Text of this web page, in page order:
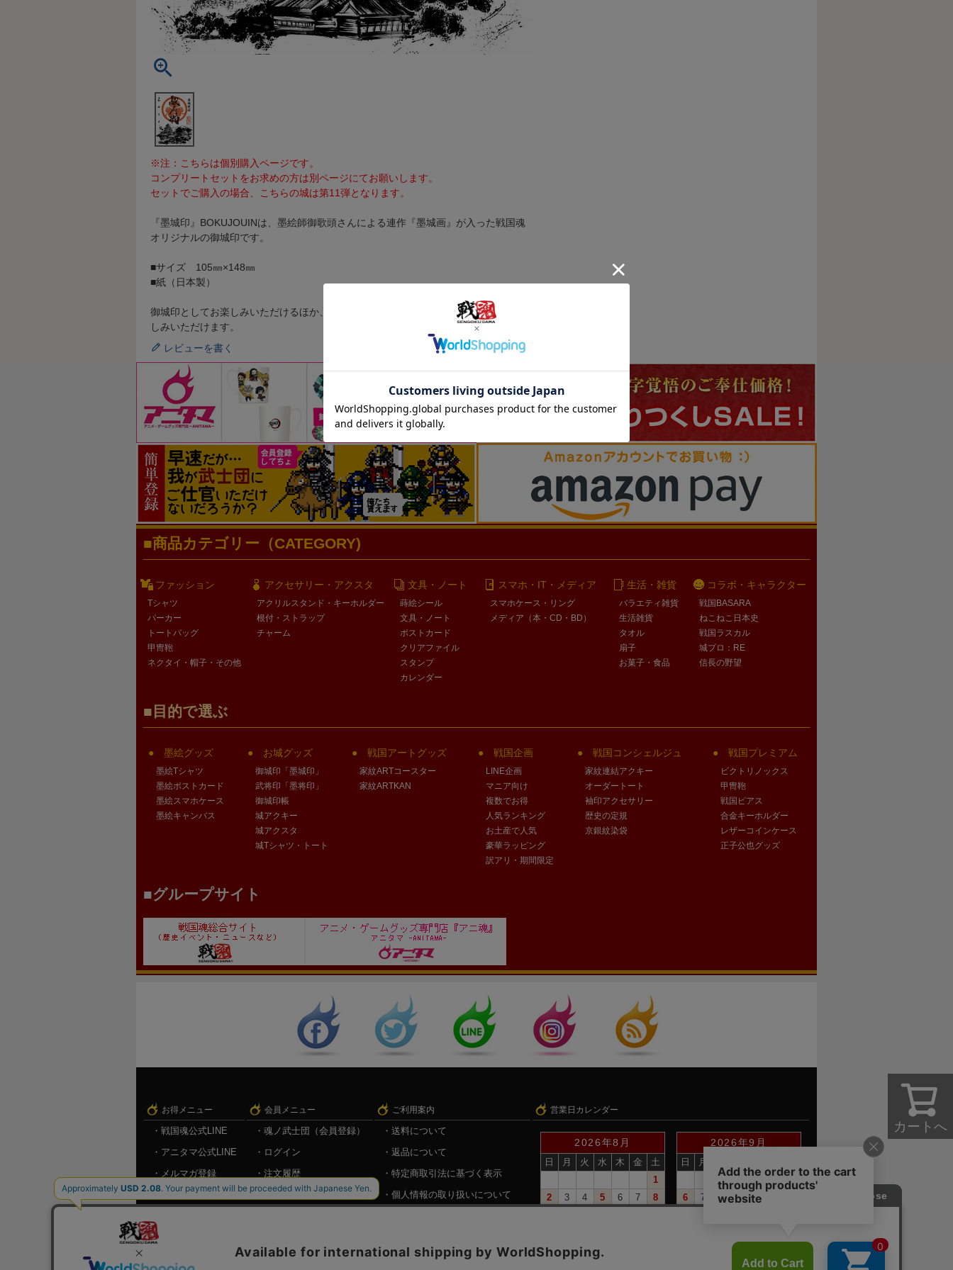
カートへ
※注：こちらは個別購入ページです。
コンプリートセットをお求めの方は別ページにてお願いします。
セットでご購入の場合、こちらの城は第11弾となります。
『墨城印』BOKUJOUINは、墨絵師御歌頭さんによる連作『墨城画』が入った戦国魂
オリジナルの御城印です。
■サイズ 105㎜×148㎜
■紙（日本製）
御城印としてお楽しみいただけるほか、ポストカードサイズのフレームに入れてお楽
しみいただけます。
レビューを書く
商品カテゴリー（CATEGORY)
ファッション
Tシャツ
パーカー
トートバッグ
甲冑鞄
ネクタイ・帽子・その他
アクセサリー・アクスタ
アクリルスタンド・キーホルダー
根付・ストラップ
チャーム
文具・ノート
蒔絵シール
文具・ノート
ポストカード
クリアファイル
スタンプ
カレンダー
スマホ・IT・メディア
スマホケース・リング
メディア（本・CD・BD）
生活・雑貨
バラエティ雑貨
生活雑貨
タオル
扇子
お菓子・食品
コラボ・キャラクター
戦国BASARA
ねこねこ日本史
戦国ラスカル
城プロ：RE
信長の野望
目的で選ぶ
墨絵グッズ
墨絵Tシャツ
墨絵ポストカード
墨絵スマホケース
墨絵キャンバス
お城グッズ
御城印「墨城印」
武将印「墨将印」
御城印帳
城アクキー
城アクスタ
城Tシャツ・トート
戦国アートグッズ
家紋ARTコースター
家紋ARTKAN
戦国企画
LINE企画
マニア向け
複数でお得
人気ランキング
お土産で人気
豪華ラッピング
訳アリ・期間限定
戦国コンシェルジュ
家紋連結アクキー
オーダートート
袖印アクセサリー
歴史の定規
京銀紋染袋
戦国プレミアム
ビクトリノックス
甲冑鞄
戦国ピアス
合金キーホルダー
レザーコインケース
正子公也グッズ
グループサイト
お得メニュー
戦国魂公式LINE
アニタマ公式LINE
メルマガ登録
キャンペーン情報
会員メニュー
魂ノ武士団（会員登録）
ログイン
注文履歴
お気に入り
ご利用案内
送料について
返品について
特定商取引法に基づく表示
個人情報の取り扱いについて
営業日カレンダー
2026年8月
日 月 火 水 木 金
土
1
2
3 4 5 6 7
8
23
24 25 26
2026年9月
日 月
1
2 3 4
5
6
7 8 9 10